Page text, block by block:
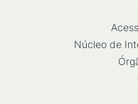
Núcleo de